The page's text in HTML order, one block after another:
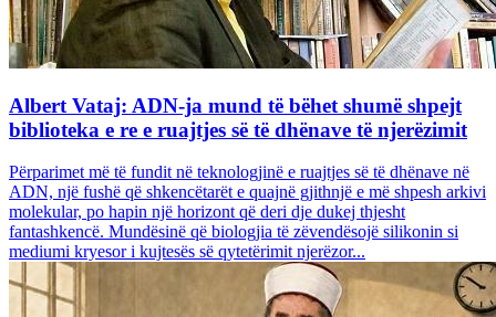
Albert Vataj: ADN-ja mund të bëhet shumë shpejt
biblioteka e re e ruajtjes së të dhënave të njerëzimit
Përparimet më të fundit në teknologjinë e ruajtjes së të dhënave në
ADN, një fushë që shkencëtarët e quajnë gjithnjë e më shpesh arkivi
molekular, po hapin një horizont që deri dje dukej thjesht
fantashkencë. Mundësinë që biologjia të zëvendësojë silikonin si
mediumi kryesor i kujtesës së qytetërimit njerëzor...